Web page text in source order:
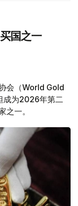
国之一
会（World Gold
成为2026年第二
之一。